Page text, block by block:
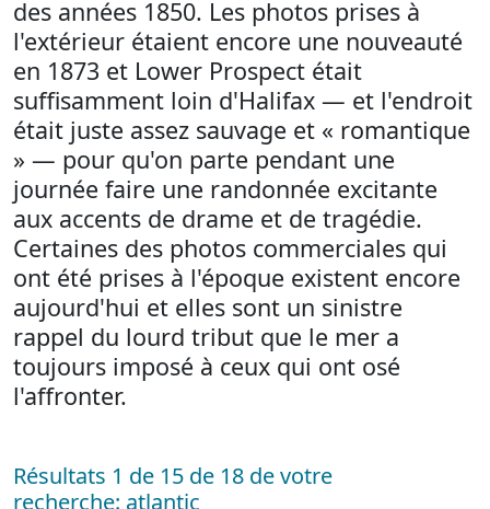
des années 1850. Les photos prises à
l'extérieur étaient encore une nouveauté
en 1873 et Lower Prospect était
suffisamment loin d'Halifax — et l'endroit
était juste assez sauvage et « romantique
» — pour qu'on parte pendant une
journée faire une randonnée excitante
aux accents de drame et de tragédie.
Certaines des photos commerciales qui
ont été prises à l'époque existent encore
aujourd'hui et elles sont un sinistre
rappel du lourd tribut que le mer a
toujours imposé à ceux qui ont osé
l'affronter.
Résultats 1 de 15 de 18 de votre
recherche: atlantic